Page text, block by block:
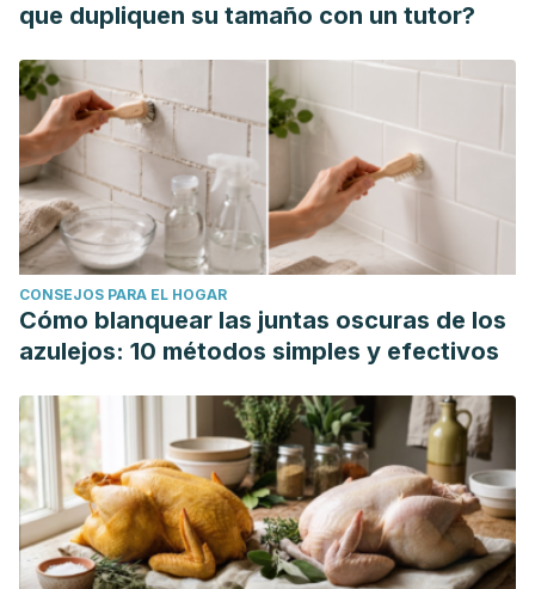
que dupliquen su tamaño con un tutor?
CONSEJOS PARA EL HOGAR
Cómo blanquear las juntas oscuras de los
azulejos: 10 métodos simples y efectivos